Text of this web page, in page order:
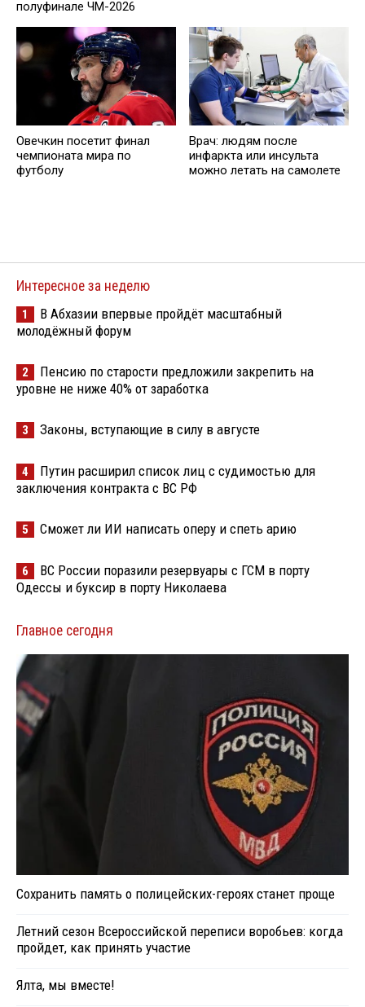
полуфинале ЧМ-2026
Овечкин посетит финал
чемпионата мира по
футболу
Врач: людям после
инфаркта или инсульта
можно летать на самолете
Интересное за неделю
1
В Абхазии впервые пройдёт масштабный
молодёжный форум
2
Пенсию по старости предложили закрепить на
уровне не ниже 40% от заработка
3 Законы, вступающие в силу в августе
4
Путин расширил список лиц с судимостью для
заключения контракта с ВС РФ
5 Сможет ли ИИ написать оперу и спеть арию
6
ВС России поразили резервуары с ГСМ в порту
Одессы и буксир в порту Николаева
Главное сегодня
Сохранить память о полицейских-героях станет проще
Летний сезон Всероссийской переписи воробьев: когда
пройдет, как принять участие
Ялта, мы вместе!